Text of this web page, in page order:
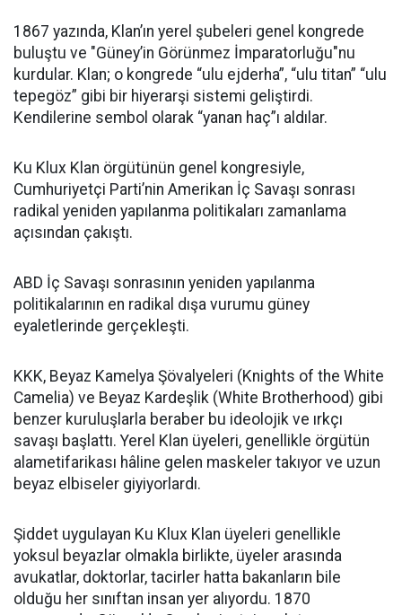
1867 yazında, Klan’ın yerel şubeleri genel kongrede
buluştu ve "Güney’in Görünmez İmparatorluğu"nu
kurdular. Klan; o kongrede “ulu ejderha”, “ulu titan” “ulu
tepegöz” gibi bir hiyerarşi sistemi geliştirdi.
Kendilerine sembol olarak “yanan haç”ı aldılar.
Ku Klux Klan örgütünün genel kongresiyle,
Cumhuriyetçi Parti’nin Amerikan İç Savaşı sonrası
radikal yeniden yapılanma politikaları zamanlama
açısından çakıştı.
ABD İç Savaşı sonrasının yeniden yapılanma
politikalarının en radikal dışa vurumu güney
eyaletlerinde gerçekleşti.
KKK, Beyaz Kamelya Şövalyeleri (Knights of the White
Camelia) ve Beyaz Kardeşlik (White Brotherhood) gibi
benzer kuruluşlarla beraber bu ideolojik ve ırkçı
savaşı başlattı. Yerel Klan üyeleri, genellikle örgütün
alametifarikası hâline gelen maskeler takıyor ve uzun
beyaz elbiseler giyiyorlardı.
Şiddet uygulayan Ku Klux Klan üyeleri genellikle
yoksul beyazlar olmakla birlikte, üyeler arasında
avukatlar, doktorlar, tacirler hatta bakanların bile
olduğu her sınıftan insan yer alıyordu. 1870